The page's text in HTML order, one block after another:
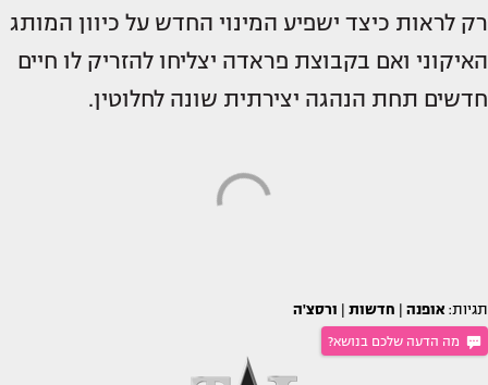
רק לראות כיצד ישפיע המינוי החדש על כיוון המותג
האיקוני ואם בקבוצת פראדה יצליחו להזריק לו חיים
חדשים תחת הנהגה יצירתית שונה לחלוטין.
תגיות: אופנה חדשות ורסצ'ה
מה הדעה שלכם בנושא?